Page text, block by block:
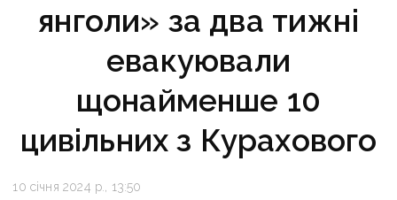
янголи» за два тижні
евакуювали
щонайменше 10
цивільних з Курахового
10 січня 2024 р., 13:50